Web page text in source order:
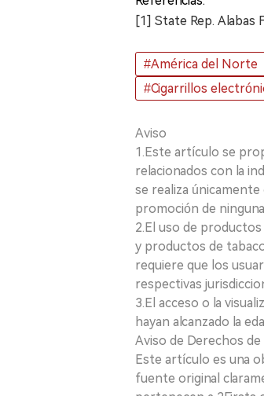
[1] State Rep.
#América del Norte
#Cigarrillos
Aviso
1.Este artículo se
relacionados con la
se realiza
promoción de
2.El uso de
y productos de
requiere que los
respectivas
3.El acceso o la
hayan alcanzado la
Aviso de Derechos
Este artículo es una
fuente original